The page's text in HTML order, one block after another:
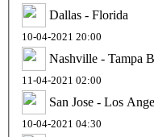
Dallas - Florida
10-04-2021 20:00
Nashville - Tampa
11-04-2021 02:00
San Jose - Los
10-04-2021 04:30